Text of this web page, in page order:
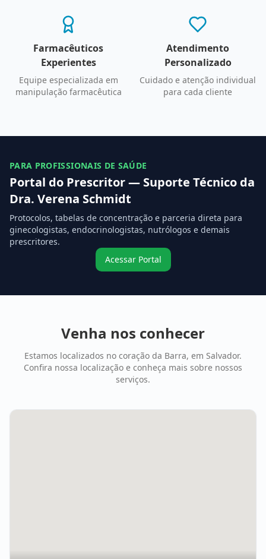
Farmacêuticos
Experientes
Equipe especializada em
manipulação farmacêutica
Atendimento
Personalizado
Cuidado e atenção individual
para cada cliente
PARA PROFISSIONAIS DE SAÚDE
Portal do Prescritor — Suporte Técnico da
Dra. Verena Schmidt
Protocolos, tabelas de concentração e parceria direta para
ginecologistas, endocrinologistas, nutrólogos e demais
prescritores.
Acessar Portal
Venha nos conhecer
Estamos localizados no coração da Barra, em Salvador.
Confira nossa localização e conheça mais sobre nossos
serviços.